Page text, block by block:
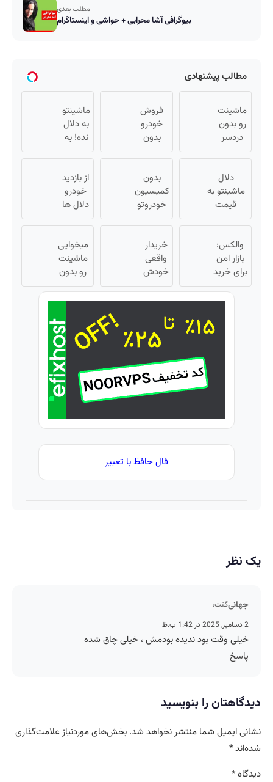
مطلب بعدی
بیوگرافی آشا محرابی + حواشی و اینستاگرام
مطالب پیشنهادی
ماشینت
رو بدون
دردسر
بفروش |
کمسیون
😍
فروش
خودرو
بدون
کمیسیون
ماشینتو
به دلال
نده! به
مصرف
بفروش!
بدون
پاسخ
به یک
دلال
ماشینتو به
قیمت
نمیخره! بیا
قیمت
بفروش*فقط
خریدار
واقعی*
بدون
کمیسیون
خودروتو
بفروش
از بازدید
خودرو
دلال ها
خسته
اطلاعات
ماشینت
رو اینجا
ثبت کن
والکس:
بازار امن
برای خرید
و فروش
دارایی‌های
خریدار
واقعی
خودش
میاد!
فروش
ماشین
در
همراه
مکانیک
میخوایی
ماشینت
رو بدون
دردسر
بفروشی؟
کمیسیون
فال حافظ با تعبیر
یک نظر
جهانیگفت:
2 دسامبر, 2025 در 1:42 ب.ظ
خیلی وقت بود ندیده بودمش ، خیلی چاق شده
پاسخ
دیدگاهتان را بنویسید
نشانی ایمیل شما منتشر نخواهد شد. بخش‌های موردنیاز علامت‌گذاری
شده‌اند*
دیدگاه*